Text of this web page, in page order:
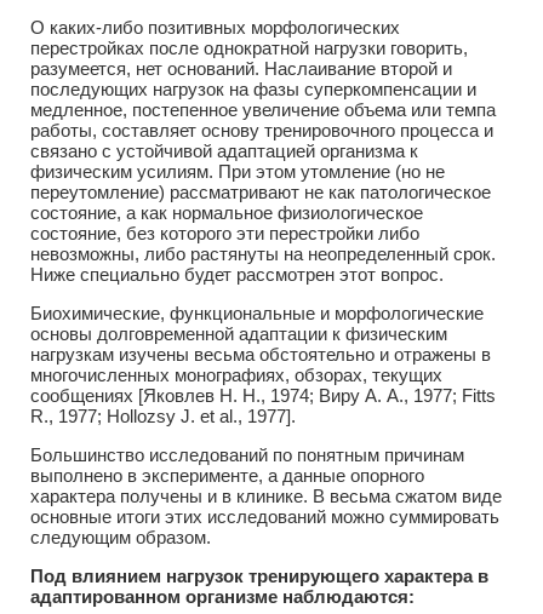
О каких-либо позитивных морфологических
перестройках после однократной нагрузки говорить,
разумеется, нет оснований. Наслаивание второй и
последующих нагрузок на фазы суперкомпенсации и
медленное, постепенное увеличение объема или темпа
работы, составляет основу тренировочного процесса и
связано с устойчивой адаптацией организма к
физическим усилиям. При этом утомление (но не
переутомление) рассматривают не как патологическое
состояние, а как нормальное физиологическое
состояние, без которого эти перестройки либо
невозможны, либо растянуты на неопределенный срок.
Ниже специально будет рассмотрен этот вопрос.
Биохимические, функциональные и морфологические
основы долговременной адаптации к физическим
нагрузкам изучены весьма обстоятельно и отражены в
многочисленных монографиях, обзорах, текущих
сообщениях [Яковлев Н. Н., 1974; Виру А. А., 1977; Fitts
R., 1977; Hollozsy J. et al., 1977].
Большинство исследований по понятным причинам
выполнено в эксперименте, а данные опорного
характера получены и в клинике. В весьма сжатом виде
основные итоги этих исследований можно суммировать
следующим образом.
Под влиянием нагрузок тренирующего характера в
адаптированном организме наблюдаются: